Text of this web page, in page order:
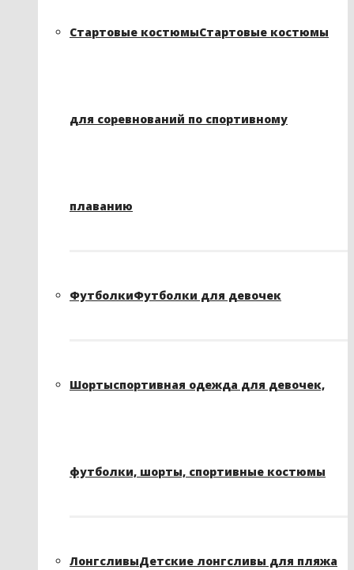
Стартовые костюмыСтартовые костюмы
для соревнований по спортивному
плаванию
ФутболкиФутболки для девочек
Шортыспортивная одежда для девочек,
футболки, шорты, спортивные костюмы
ЛонгсливыДетские лонгсливы для пляжа